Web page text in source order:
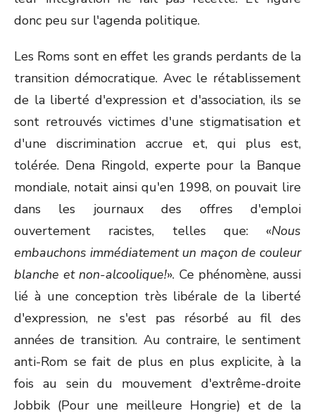
donc peu sur l'agenda politique.
Les Roms sont en effet les grands perdants de la
transition démocratique. Avec le rétablissement
de la liberté d'expression et d'association, ils se
sont retrouvés victimes d'une stigmatisation et
d'une discrimination accrue et, qui plus est,
tolérée. Dena Ringold, experte pour la Banque
mondiale, notait ainsi qu'en 1998, on pouvait lire
dans les journaux des offres d'emploi
ouvertement racistes, telles que: «Nous
embauchons immédiatement un maçon de couleur
blanche et non-alcoolique!». Ce phénomène, aussi
lié à une conception très libérale de la liberté
d'expression, ne s'est pas résorbé au fil des
années de transition. Au contraire, le sentiment
anti-Rom se fait de plus en plus explicite, à la
fois au sein du mouvement d'extrême-droite
Jobbik (Pour une meilleure Hongrie) et de la